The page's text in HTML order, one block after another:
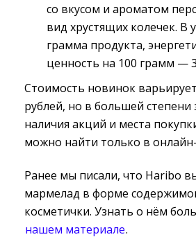
со вкусом и ароматом
вид хрустящих колечек. В
грамма продукта,
ценность на 100 грамм —
Стоимость новинок
рублей, но в большей степени
наличия акций и места
можно найти только в
Ранее мы писали, что Haribo
мармелад в форме
косметички. Узнать о нём
нашем материале.